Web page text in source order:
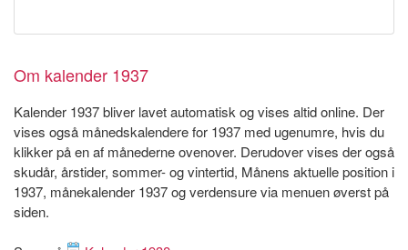
Om kalender 1937
Kalender 1937 bliver lavet automatisk og vises altid online. Der
vises også månedskalendere for 1937 med ugenumre, hvis du
klikker på en af månederne ovenover. Derudover vises der også
skudår, årstider, sommer- og vintertid, Månens aktuelle position i
1937, månekalender 1937 og verdensure via menuen øverst på
siden.